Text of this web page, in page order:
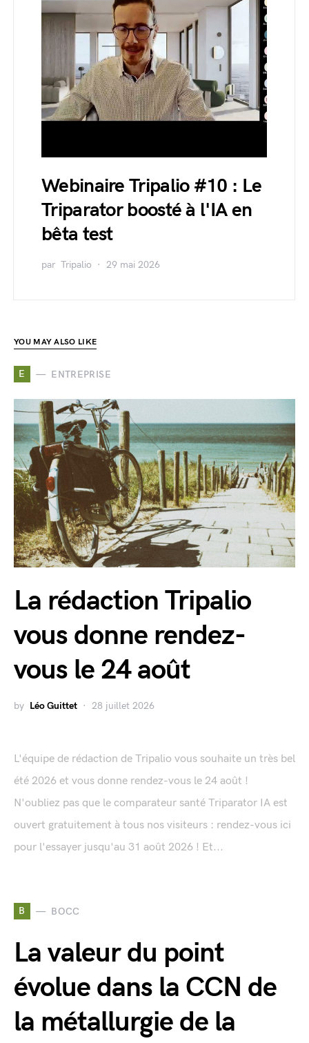
Webinaire Tripalio #10 : Le
Triparator boosté à l'IA en
bêta test
par Tripalio 29 mai 2026
YOU MAY ALSO LIKE
E ENTREPRISE
La rédaction Tripalio
vous donne rendez-
vous le 24 août
by Léo Guittet 28 juillet 2026
L'équipe de rédaction de Tripalio vous souhaite un très bel
été 2026 et vous donne rendez-vous le 24 août !
N'oubliez pas que le comparateur santé Triparator IA est
ouvert gratuitement à tous nos visiteurs : rendez-vous ici
pour l'essayer jusqu'au 31 août 2026 ! Et...
B BOCC
La valeur du point
évolue dans la CCN de
la métallurgie de la